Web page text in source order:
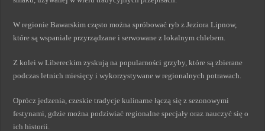
W regionie Bawarskim często można spróbować ryb z Jeziora Lipnow,
które są wspaniale przyrządzane i serwowane z lokalnym chlebem.
Z kolei w Libereckim zyskują na popularności grzyby, które są zbierane
podczas letnich miesięcy i wykorzystywane w regionalnych potrawach.
Oprócz jedzenia, czeskie tradycje kulinarne łączą się z sezonowymi
festynami, gdzie można podziwiać regionalne specjały oraz nauczyć się o
ich historii.